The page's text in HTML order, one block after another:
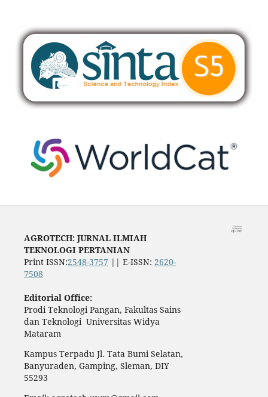
AGROTECH: JURNAL ILMIAH
TEKNOLOGI PERTANIAN
Print ISSN:2548-3757 || E-ISSN: 2620-
7508
Editorial Office:
Prodi Teknologi Pangan, Fakultas Sains
dan Teknologi Universitas Widya
Mataram
Kampus Terpadu Jl. Tata Bumi Selatan,
Banyuraden, Gamping, Sleman, DIY
55293